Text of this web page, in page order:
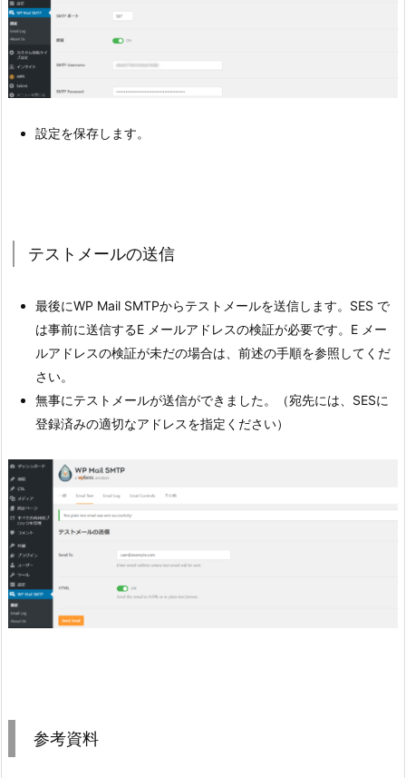
設定を保存します。
テストメールの送信
最後にWP Mail SMTPからテストメールを送信します。SES で
は事前に送信するE メールアドレスの検証が必要です。E メー
ルアドレスの検証が未だの場合は、前述の手順を参照してくだ
さい。
無事にテストメールが送信ができました。（宛先には、SESに
登録済みの適切なアドレスを指定ください）
参考資料